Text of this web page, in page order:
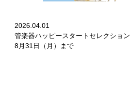
2026.04.01
管楽器ハッピースタートセレクショ
8月31日（月）まで